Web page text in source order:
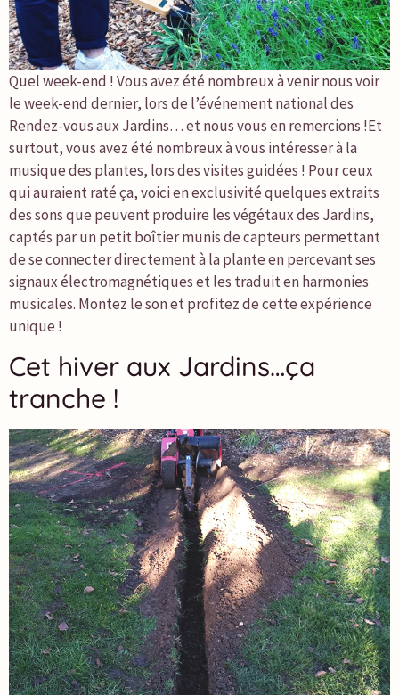
Quel week-end ! Vous avez été nombreux à venir nous voir
le week-end dernier, lors de l’événement national des
Rendez-vous aux Jardins… et nous vous en remercions !Et
surtout, vous avez été nombreux à vous intéresser à la
musique des plantes, lors des visites guidées ! Pour ceux
qui auraient raté ça, voici en exclusivité quelques extraits
des sons que peuvent produire les végétaux des Jardins,
captés par un petit boîtier munis de capteurs permettant
de se connecter directement à la plante en percevant ses
signaux électromagnétiques et les traduit en harmonies
musicales. Montez le son et profitez de cette expérience
unique !
Cet hiver aux Jardins…ça
tranche !